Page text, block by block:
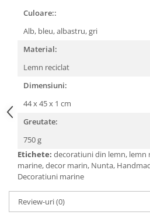
Culoare::
Alb, bleu, albastru, gri
Material:
Lemn reciclat
Dimensiuni:
44 x 45 x 1 cm
Greutate:
750 g
Etichete: decoratiuni din lemn, lemn
marine, decor marin, Nunta,
Decoratiuni marine
Review-uri(0)